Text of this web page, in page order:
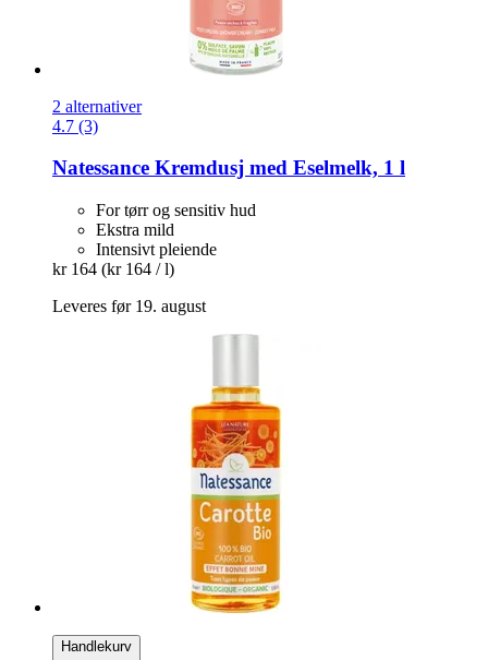
2 alternativer
4.7 (3)
Natessance Kremdusj med Eselmelk, 1 l
For tørr og sensitiv hud
Ekstra mild
Intensivt pleiende
kr 164 (kr 164 / l)
Leveres før 19. august
Handlekurv